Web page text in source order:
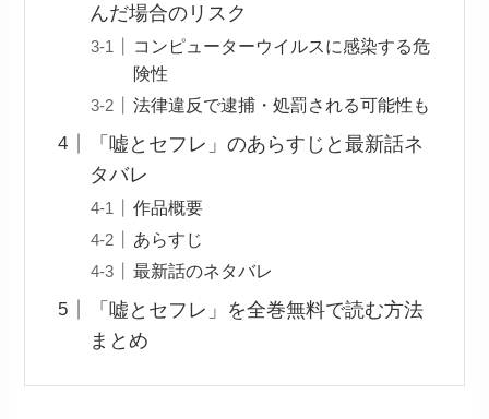
んだ場合のリスク
コンピューターウイルスに感染する危
険性
法律違反で逮捕・処罰される可能性も
「嘘とセフレ」のあらすじと最新話ネ
タバレ
作品概要
あらすじ
最新話のネタバレ
「嘘とセフレ」を全巻無料で読む方法
まとめ